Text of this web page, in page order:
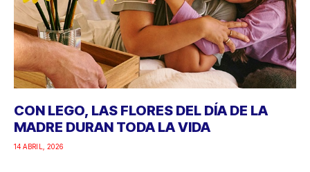
CON LEGO, LAS FLORES DEL DÍA DE LA
MADRE DURAN TODA LA VIDA
14 ABRIL, 2026